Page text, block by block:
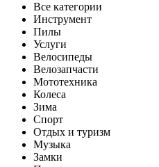
Все категории
Инструмент
Пилы
Услуги
Велосипеды
Велозапчасти
Мототехника
Колеса
Зима
Спорт
Отдых и туризм
Музыка
Замки